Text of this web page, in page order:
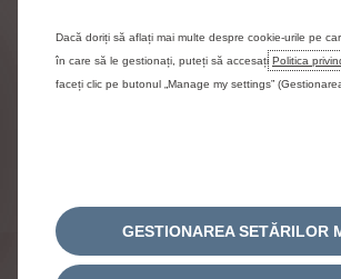
Informatii legale
Dacă doriți să aflați mai multe despre cookie-urile pe
în care să le gestionați, puteți să accesați Politica
faceți clic pe butonul „Manage my settings”
GESTIONAREA SETĂRILOR